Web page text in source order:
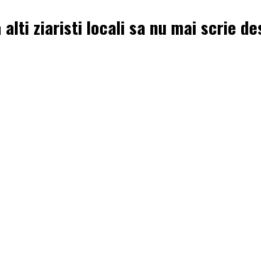
ziaristi locali sa nu mai scrie